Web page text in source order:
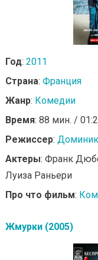
Год: 2011
Страна: Франция
Жанр: Комедии
Время: 88 мин. /
Режиссер:
Актеры: Франк
Луиза Раньери
Про что фильм:
Жмурки (2005)